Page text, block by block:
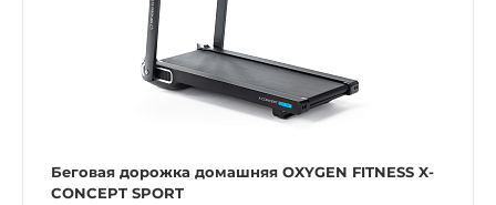
Беговая дорожка домашняя OXYGEN FITNESS X-
CONCEPT SPORT